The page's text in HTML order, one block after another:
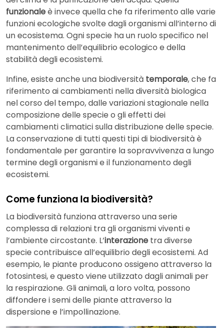
funzionaleè invece quella che fa riferimento alle varie
funzioni ecologiche svolte dagli organismi all’interno di
un ecosistema. Ogni specie ha un ruolo specifico nel
mantenimento dell’equilibrio ecologico e della
stabilità degli ecosistemi.
Infine, esiste anche una biodiversità temporale, che fa
riferimento ai cambiamenti nella diversità biologica
nel corso del tempo, dalle variazioni stagionale nella
composizione delle specie o gli effetti dei
cambiamenti climatici sulla distribuzione delle specie.
La conservazione di tutti questi tipi di biodiversità è
fondamentale per garantire la sopravvivenza a lungo
termine degli organismi e il funzionamento degli
ecosistemi.
Come funziona la biodiversità?
La biodiversità funziona attraverso una serie
complessa di relazioni tra gli organismi viventi e
l’ambiente circostante. L’interazione tra diverse
specie contribuisce all’equilibrio degli ecosistemi. Ad
esempio, le piante producono ossigeno attraverso la
fotosintesi, e questo viene utilizzato dagli animali per
la respirazione. Gli animali, a loro volta, possono
diffondere i semi delle piante attraverso la
dispersione e l’impollinazione.